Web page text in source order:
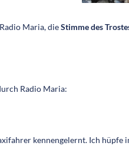
Maria, dieStimme des
Radio Maria:
kennengelernt. Ich hüpfe